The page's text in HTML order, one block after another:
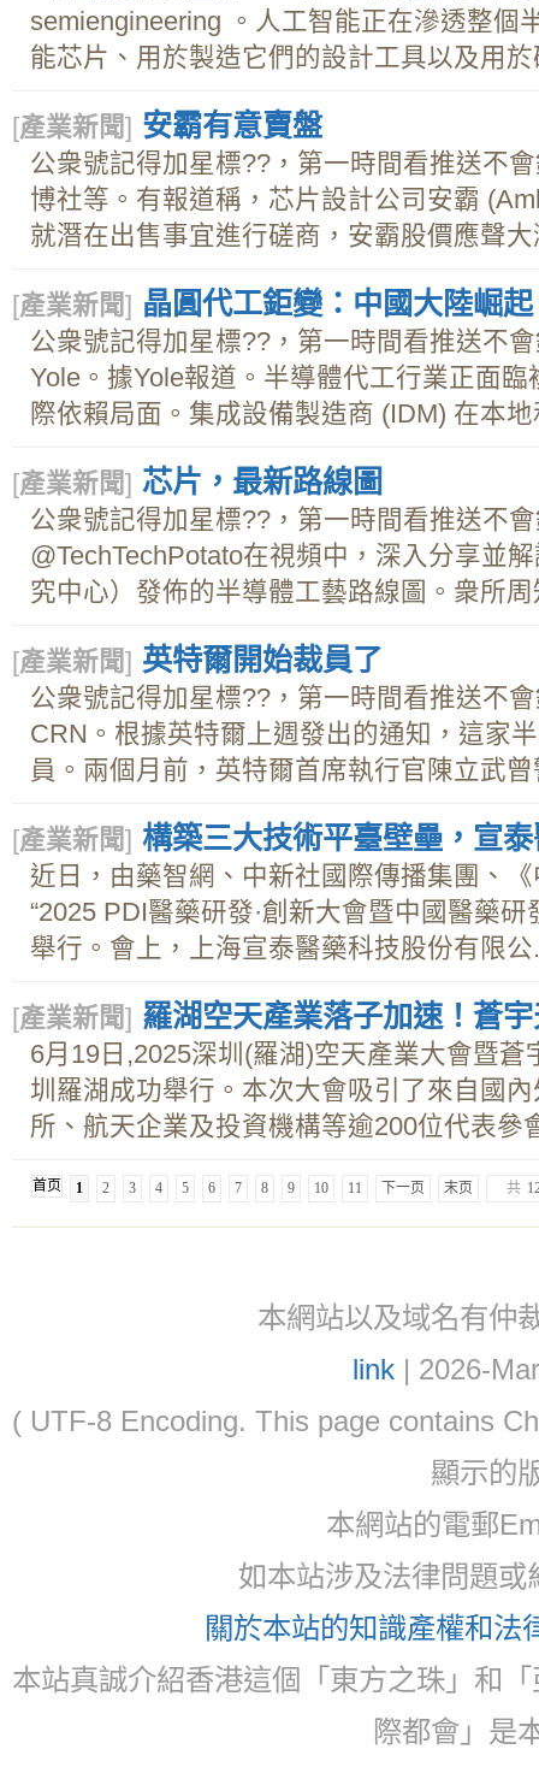
semiengineering 。人工智能正在滲透整個
能芯片、用於製造它們的設計工具以及用
[產業新聞] 安霸有意賣盤
公衆號記得加星標??，第一時間看推送不
博社等。有報道稱，芯片設計公司安霸
就潛在出售事宜進行磋商，安霸股價應聲大
[產業新聞] 晶圓代工鉅變：中國大陸崛起
公衆號記得加星標??，第一時間看推送不
Yole。據Yole報道。半導體代工行業正面
際依賴局面。集成設備製造商 (IDM) 在本
[產業新聞] 芯片，最新路線圖
公衆號記得加星標??，第一時間看推送不
@TechTechPotato在視頻中，深入分享並
究中心）發佈的半導體工藝路線圖。衆所
[產業新聞] 英特爾開始裁員了
公衆號記得加星標??，第一時間看推送不
CRN。根據英特爾上週發出的通知，這家
員。兩個月前，英特爾首席執行官陳立武
[產業新聞] 構築三大技術平臺壁壘，宣
近日，由藥智網、中新社國際傳播集團、
“2025 PDI醫藥研發·創新大會暨中國醫藥
舉行。會上，上海宣泰醫藥科技股份有限公
[產業新聞] 羅湖空天產業落子加速！蒼
6月19日,2025深圳(羅湖)空天產業大會暨
圳羅湖成功舉行。本次大會吸引了來自國
所、航天企業及投資機構等逾200位代表參
首页 1 2 3 4 5 6 7 8 9 10 11 下一页 末页 共
本網站以及域名有仲
link| 2026-
( UTF-8 Encoding. This page contains
顯示的
本網站的電郵
如本站涉及法律問題
關於本站的知識產權和法
本站真誠介紹香港這個「東方之珠」和
際都會」是